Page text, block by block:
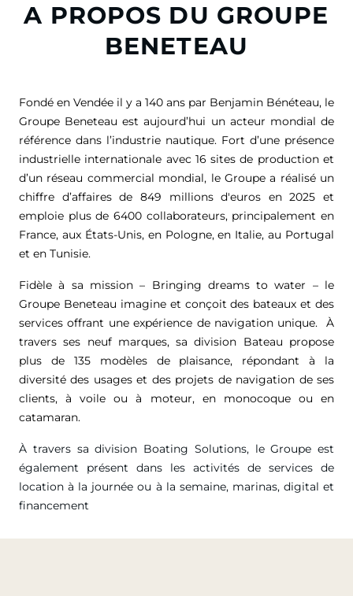
A PROPOS DU GROUPE
BENETEAU
Fondé en Vendée il y a 140 ans par Benjamin Bénéteau, le
Groupe Beneteau est aujourd’hui un acteur mondial de
référence dans l’industrie nautique. Fort d’une présence
industrielle internationale avec 16 sites de production et
d’un réseau commercial mondial, le Groupe a réalisé un
chiffre d’affaires de 849 millions d'euros en 2025 et
emploie plus de 6400 collaborateurs, principalement en
France, aux États-Unis, en Pologne, en Italie, au Portugal
et en Tunisie.
Fidèle à sa mission – Bringing dreams to water – le
Groupe Beneteau imagine et conçoit des bateaux et des
services offrant une expérience de navigation unique. À
travers ses neuf marques, sa division Bateau propose
plus de 135 modèles de plaisance, répondant à la
diversité des usages et des projets de navigation de ses
clients, à voile ou à moteur, en monocoque ou en
catamaran.
À travers sa division Boating Solutions, le Groupe est
également présent dans les activités de services de
location à la journée ou à la semaine, marinas, digital et
financement